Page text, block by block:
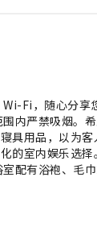
Fi，随心分享
内严禁吸烟。
具用品，以为
的室内娱乐选
配有浴袍、毛